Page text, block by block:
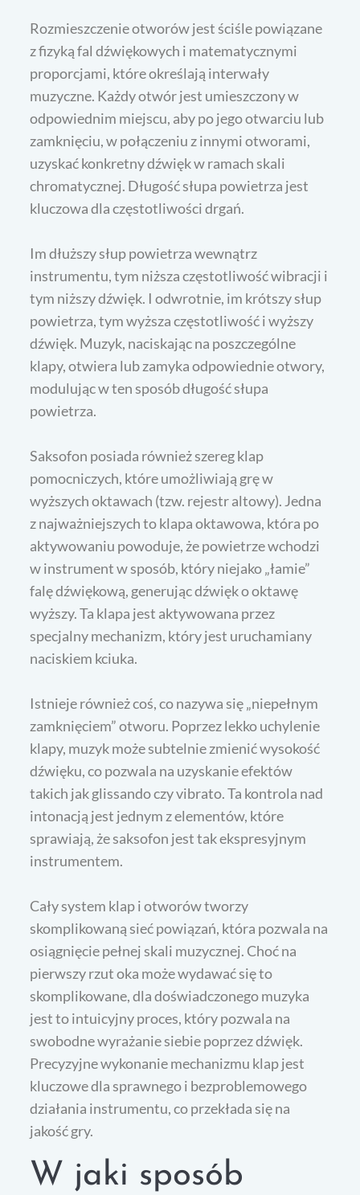
Rozmieszczenie otworów jest ściśle powiązane
z fizyką fal dźwiękowych i matematycznymi
proporcjami, które określają interwały
muzyczne. Każdy otwór jest umieszczony w
odpowiednim miejscu, aby po jego otwarciu lub
zamknięciu, w połączeniu z innymi otworami,
uzyskać konkretny dźwięk w ramach skali
chromatycznej. Długość słupa powietrza jest
kluczowa dla częstotliwości drgań.
Im dłuższy słup powietrza wewnątrz
instrumentu, tym niższa częstotliwość wibracji i
tym niższy dźwięk. I odwrotnie, im krótszy słup
powietrza, tym wyższa częstotliwość i wyższy
dźwięk. Muzyk, naciskając na poszczególne
klapy, otwiera lub zamyka odpowiednie otwory,
modulując w ten sposób długość słupa
powietrza.
Saksofon posiada również szereg klap
pomocniczych, które umożliwiają grę w
wyższych oktawach (tzw. rejestr altowy). Jedna
z najważniejszych to klapa oktawowa, która po
aktywowaniu powoduje, że powietrze wchodzi
w instrument w sposób, który niejako „łamie”
falę dźwiękową, generując dźwięk o oktawę
wyższy. Ta klapa jest aktywowana przez
specjalny mechanizm, który jest uruchamiany
naciskiem kciuka.
Istnieje również coś, co nazywa się „niepełnym
zamknięciem” otworu. Poprzez lekko uchylenie
klapy, muzyk może subtelnie zmienić wysokość
dźwięku, co pozwala na uzyskanie efektów
takich jak glissando czy vibrato. Ta kontrola nad
intonacją jest jednym z elementów, które
sprawiają, że saksofon jest tak ekspresyjnym
instrumentem.
Cały system klap i otworów tworzy
skomplikowaną sieć powiązań, która pozwala na
osiągnięcie pełnej skali muzycznej. Choć na
pierwszy rzut oka może wydawać się to
skomplikowane, dla doświadczonego muzyka
jest to intuicyjny proces, który pozwala na
swobodne wyrażanie siebie poprzez dźwięk.
Precyzyjne wykonanie mechanizmu klap jest
kluczowe dla sprawnego i bezproblemowego
działania instrumentu, co przekłada się na
jakość gry.
W jaki sposób